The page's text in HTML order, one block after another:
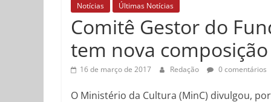
Notícias Últimas Notícias
Comitê Gestor do
tem nova composição
16 de março de 2017 Redação 0 comentários
O Ministério da Cultura (MinC) divulgou,